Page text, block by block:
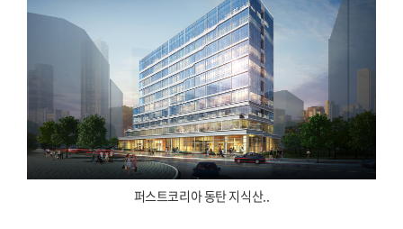
퍼스트코리아 동탄 지식산..